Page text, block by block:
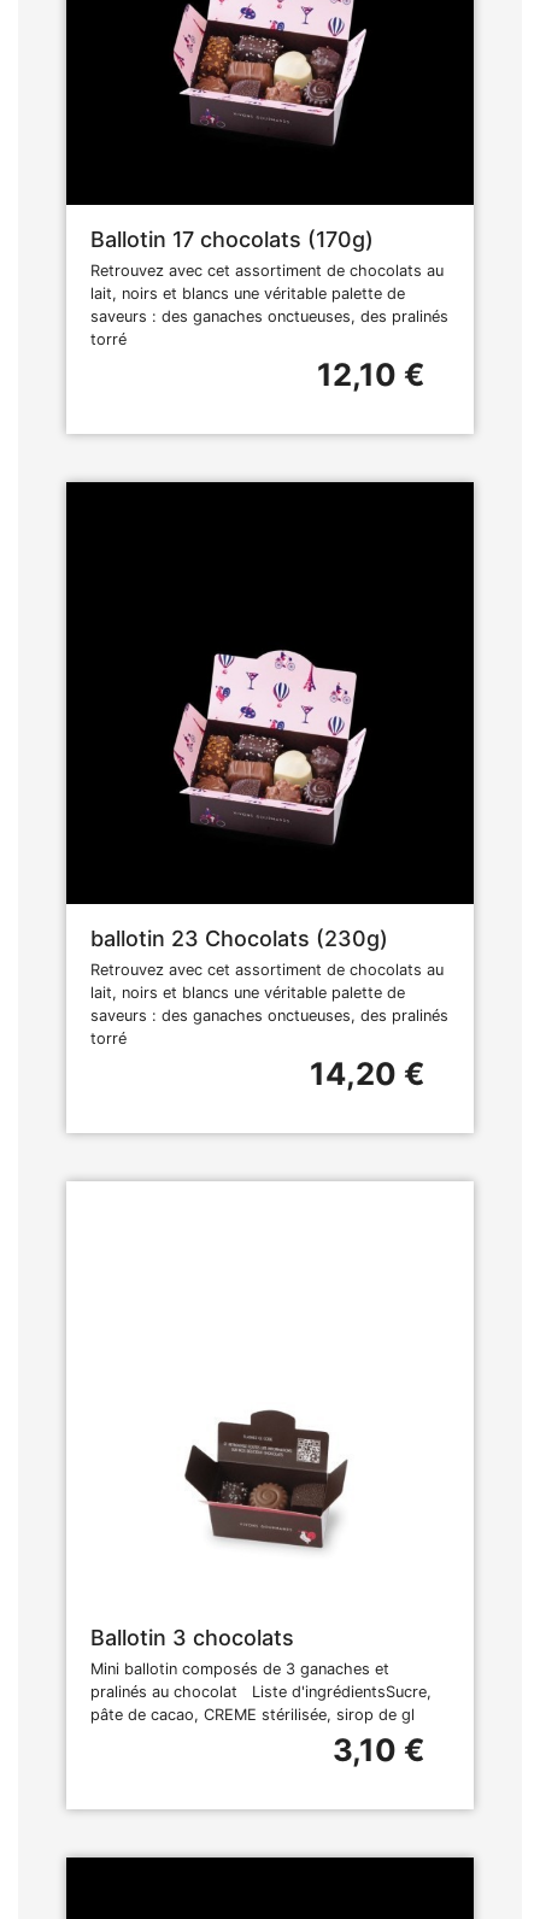
Ballotin 17 chocolats (170g)
Retrouvez avec cet assortiment de chocolats au
lait, noirs et blancs une véritable palette de
saveurs : des ganaches onctueuses, des pralinés
torré
12,10 €
ballotin 23 Chocolats (230g)
Retrouvez avec cet assortiment de chocolats au
lait, noirs et blancs une véritable palette de
saveurs : des ganaches onctueuses, des pralinés
torré
14,20 €
Ballotin 3 chocolats
Mini ballotin composés de 3 ganaches et
pralinés au chocolat Liste d'ingrédientsSucre,
pâte de cacao, CREME stérilisée, sirop de gl
3,10 €